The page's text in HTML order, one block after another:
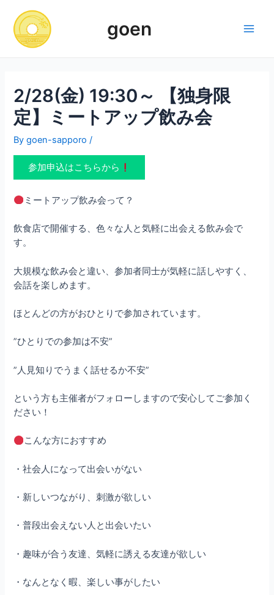
content
goen
2/28(金) 19:30～ 【独身限
定】ミートアップ飲み会
Bygoen-sapporo/
参加申込はこちらから
ミートアップ飲み会って？
飲食店で開催する、色々な人と気軽に出会える飲み会で
す。
大規模な飲み会と違い、参加者同士が気軽に話しやすく、
会話を楽しめます。
ほとんどの方がおひとりで参加されています。
”ひとりでの参加は不安”
”人見知りでうまく話せるか不安”
という方も主催者がフォローしますので安心してご参加く
ださい！
こんな方におすすめ
・社会人になって出会いがない
・新しいつながり、刺激が欲しい
・普段出会えない人と出会いたい
・趣味が合う友達、気軽に誘える友達が欲しい
・なんとなく暇、楽しい事がしたい